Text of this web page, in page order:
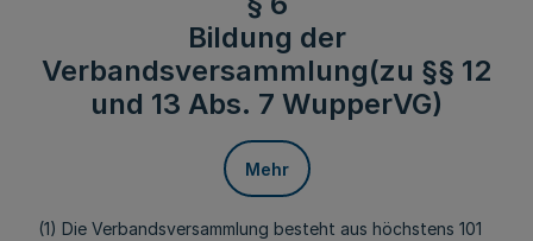
Bildung der
Verbandsversammlung(zu §§ 12
und 13 Abs. 7 WupperVG)
Mehr
(1) Die Verbandsversammlung besteht aus höchstens 101